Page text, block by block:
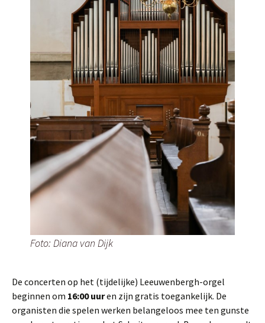
Foto: Diana van Dijk
De concerten op het (tijdelijke) Leeuwenbergh-orgel
beginnen om 16:00 uuren zijn gratis toegankelijk. De
organisten die spelen werken belangeloos mee ten gunste